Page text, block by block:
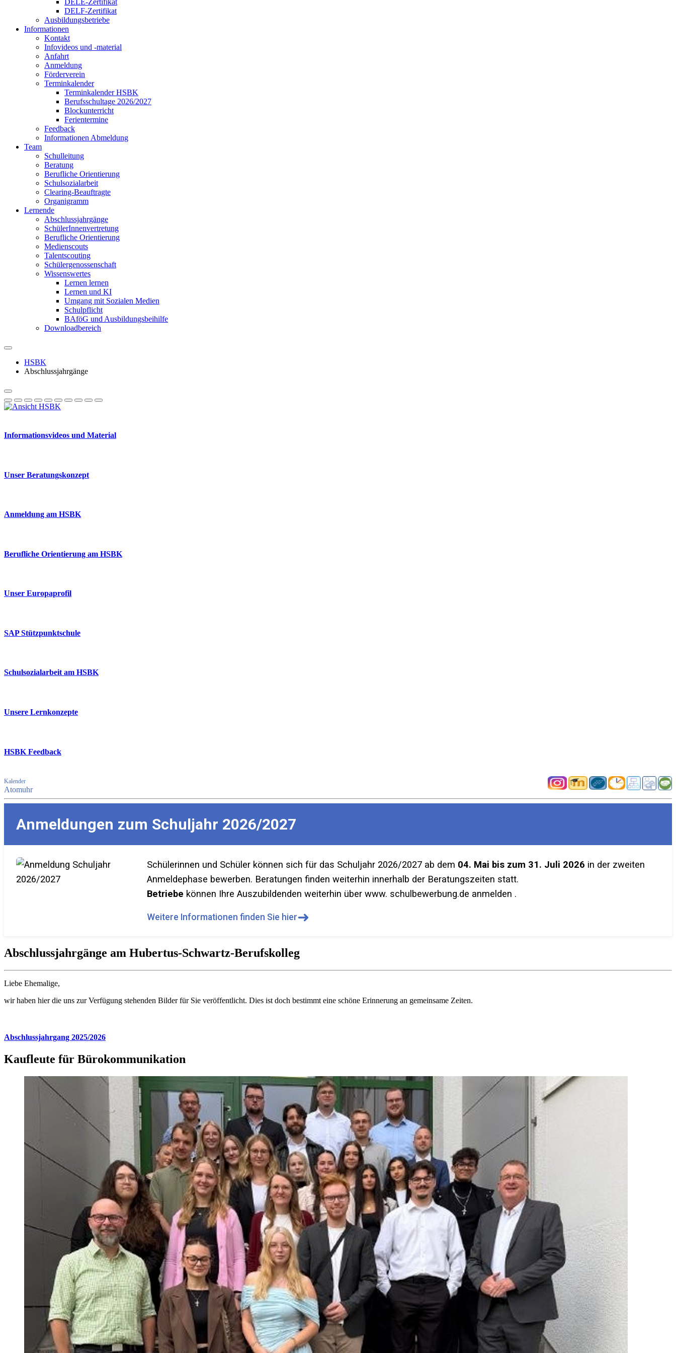
DELE-Zertifikat
DELF-Zertifikat
Ausbildungsbetriebe
Informationen
Kontakt
Infovideos und -material
Anfahrt
Anmeldung
Förderverein
Terminkalender
Terminkalender HSBK
Berufsschultage 2026/2027
Blockunterricht
Ferientermine
Feedback
Informationen Abmeldung
Team
Schulleitung
Beratung
Berufliche Orientierung
Schulsozialarbeit
Clearing-Beauftragte
Organigramm
Lernende
Abschlussjahrgänge
SchülerInnenvertretung
Berufliche Orientierung
Medienscouts
Talentscouting
Schüler­genossen­schaft
Wissenswertes
Lernen lernen
Lernen und KI
Umgang mit Sozialen Medien
Schulpflicht
BAföG und Ausbildungsbeihilfe
Downloadbereich
HSBK
Abschlussjahrgänge
Informationsvideos und Material
Unser Beratungskonzept
Anmeldung am HSBK
Berufliche Orientierung am HSBK
Unser Europaprofil
SAP Stützpunktschule
Schulsozialarbeit am HSBK
Unsere Lernkonzepte
HSBK Feedback
Kalender
Atomuhr
Anmeldungen zum Schuljahr 2026/2027
Schülerinnen und Schüler können sich für das Schuljahr 2026/2027 ab dem 04. Mai bis zum 31. Juli 2026 in der zweiten
Anmeldephase bewerben. Beratungen finden weiterhin innerhalb der Beratungszeiten statt.
Betriebe können Ihre Auszubildenden weiterhin über www. schulbewerbung.de anmelden .
Weitere Informationen finden Sie hier➜
Abschlussjahrgänge am Hubertus-Schwartz-Berufskolleg
Liebe Ehemalige,
wir haben hier die uns zur Verfügung stehenden Bilder für Sie veröffentlicht. Dies ist doch bestimmt eine schöne Erinnerung an gemeinsame Zeiten.
Abschlussjahrgang 2025/2026
Kaufleute für Bürokommunikation